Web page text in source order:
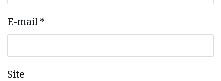
E-mail *
Site